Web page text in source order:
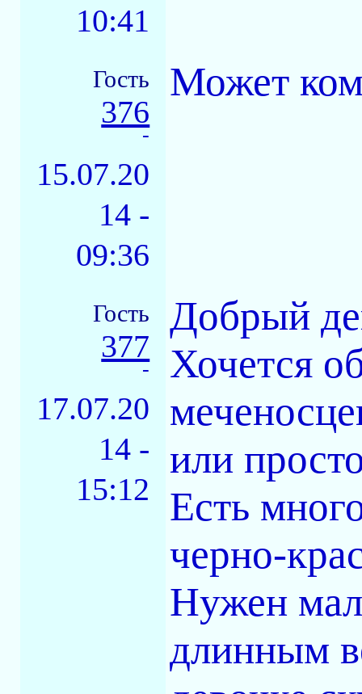
10:41
Гость
376
-
15.07.20
14 -
09:36
Может
Гость
377
-
17.07.20
14 -
15:12
Добрый
Хочется
или
Есть
черно-
Нужен
длинным